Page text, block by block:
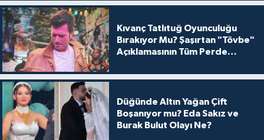
Kıvanç Tatlıtuğ Oyunculuğu
Bırakıyor Mu? Şaşırtan "Tövbe"
Açıklamasının Tüm Perde
Düğünde Altın Yağan Çift
Boşanıyor mu? Eda Sakız ve
Burak Bulut Olayı Ne?